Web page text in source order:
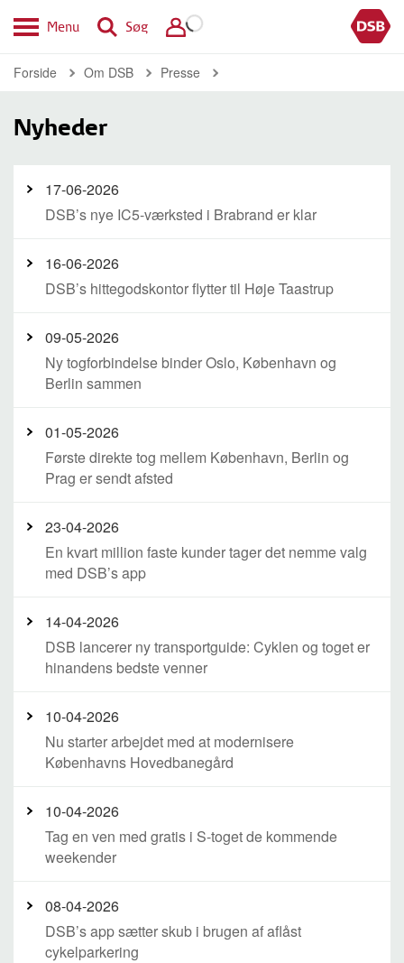
Menu Søg
Forside Om DSB Presse
Nyheder
17-06-2026
DSB’s nye IC5-værksted i Brabrand er klar
16-06-2026
DSB’s hittegodskontor flytter til Høje Taastrup
09-05-2026
Ny togforbindelse binder Oslo, København og
Berlin sammen
01-05-2026
Første direkte tog mellem København, Berlin og
Prag er sendt afsted
23-04-2026
En kvart million faste kunder tager det nemme valg
med DSB’s app
14-04-2026
DSB lancerer ny transportguide: Cyklen og toget er
hinandens bedste venner
10-04-2026
Nu starter arbejdet med at modernisere
Københavns Hovedbanegård
10-04-2026
Tag en ven med gratis i S-toget de kommende
weekender
08-04-2026
DSB’s app sætter skub i brugen af aflåst
cykelparkering